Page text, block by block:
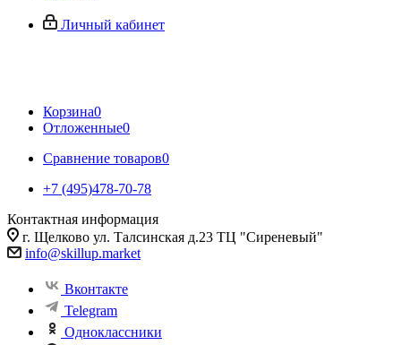
Личный кабинет
Корзина0
Отложенные0
Сравнение товаров0
+7 (495)478-70-78
Контактная информация
г. Щелково ул. Талсинская д.23 ТЦ "Сиреневый"
info@skillup.market
Вконтакте
Telegram
Одноклассники